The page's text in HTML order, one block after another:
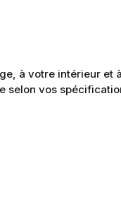
à votre intérieur
vos